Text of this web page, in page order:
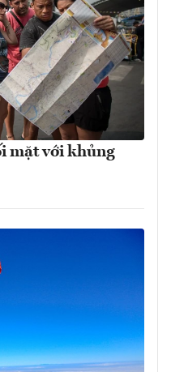
mặt với khủng